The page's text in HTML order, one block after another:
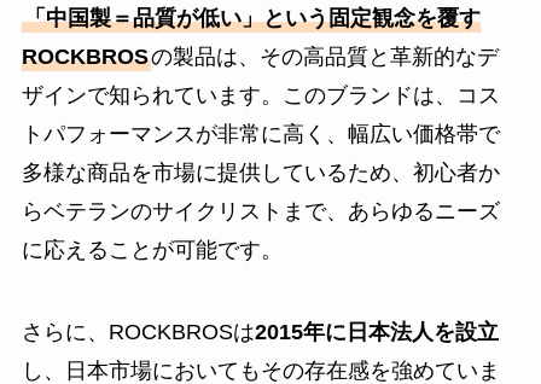
「中国製＝品質が低い」という固定観念を覆す
ROCKBROSの製品は、その高品質と革新的なデ
ザインで知られています。このブランドは、コス
トパフォーマンスが非常に高く、幅広い価格帯で
多様な商品を市場に提供しているため、初心者か
らベテランのサイクリストまで、あらゆるニーズ
に応えることが可能です。
さらに、ROCKBROSは2015年に日本法人を設立
し、日本市場においてもその存在感を強めていま